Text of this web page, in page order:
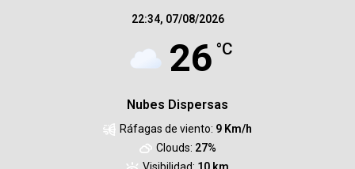
22:34, 07/08/2026
26 °C
Nubes Dispersas
Ráfagas de viento: 9 Km/h
Clouds: 27%